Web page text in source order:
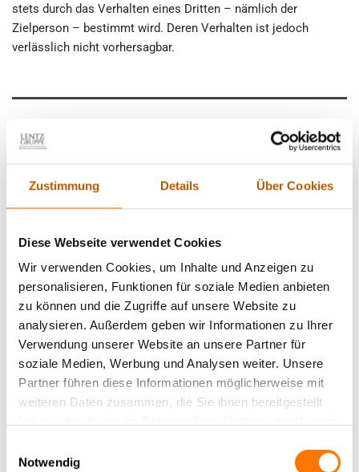
Zustimmung Details Über Cookies
Diese Webseite verwendet Cookies
Wir verwenden Cookies, um Inhalte und Anzeigen zu
personalisieren, Funktionen für soziale Medien anbieten
zu können und die Zugriffe auf unsere Website zu
analysieren. Außerdem geben wir Informationen zu Ihrer
Verwendung unserer Website an unsere Partner für
soziale Medien, Werbung und Analysen weiter. Unsere
Partner führen diese Informationen möglicherweise mit
weiteren Daten zusammen, die Sie ihnen bereitgestellt
Notwendig
stets durch das Verhalten eines Dritten – nämlich der
Zielperson – bestimmt wird. Deren Verhalten ist jedoch
verlässlich nicht vorhersagbar.
Friedrichsdorf kostenfrei telefonisch und unverbindlich
Marcus Lenz, Shannon Schreuderund ihr Detektiv-Team
(0800) 88 333 11
Rückrufservice
KI-Beratung
Video-Beratung
Allgemeine Unternehmensvorstellung (PDF)
Ihre Detektei für Recht im Arbeitsrecht (PDF)
Privatermittler bei Untreue+Unterhaltsbetrug (PDF)
Video-Beratung